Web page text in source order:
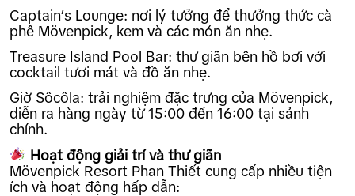
Captain’s Lounge: nơi lý tưởng để thưởng thức cà
phê Mövenpick, kem và các món ăn nhẹ.
Treasure Island Pool Bar: thư giãn bên hồ bơi với
cocktail tươi mát và đồ ăn nhẹ.
Giờ Sôcôla: trải nghiệm đặc trưng của Mövenpick,
diễn ra hàng ngày từ 15:00 đến 16:00 tại sảnh
chính.
Hoạt động giải trí và thư giãn
Mövenpick Resort Phan Thiết cung cấp nhiều tiện
ích và hoạt động hấp dẫn: